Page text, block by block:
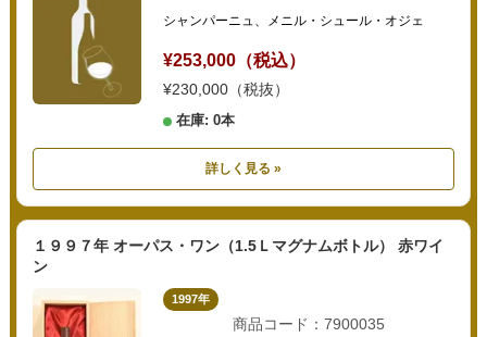
シャンパーニュ、メニル・シュール・オジェ
¥253,000（税込）
¥230,000（税抜）
在庫: 0本
詳しく見る »
１９９７年 オーパス・ワン（1.5Ｌマグナムボトル） 赤ワイ
ン
1997年
商品コード：7900035